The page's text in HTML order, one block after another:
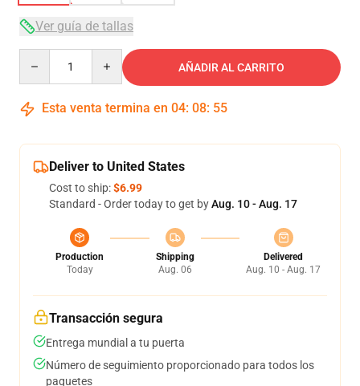
Ver guía de tallas
AÑADIR AL CARRITO
Esta venta termina en 04: 08: 54
Deliver to United States
Cost to ship:$6.99
Standard - Order today to get byAug. 10 - Aug. 17
Production
Today
Shipping
Aug. 06
Delivered
Aug. 10 - Aug. 17
Transacción segura
Entrega mundial a tu puerta
Número de seguimiento proporcionado para todos los
paquetes